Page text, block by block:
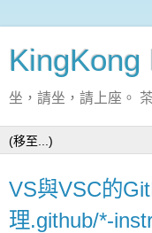
KingKong
坐，請坐，請上座。
VS與VSC的
理.github/*-